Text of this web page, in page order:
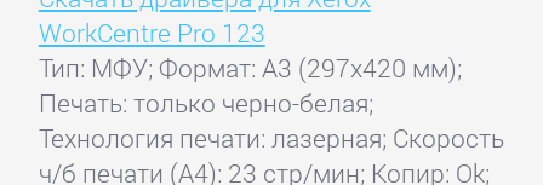
WorkCentre Pro 123
Тип: МФУ; Формат: A3 (297x420 мм);
Печать: только черно-белая;
Технология печати: лазерная; Скорость
ч/б печати (А4): 23 стр/мин; Копир: Ok;